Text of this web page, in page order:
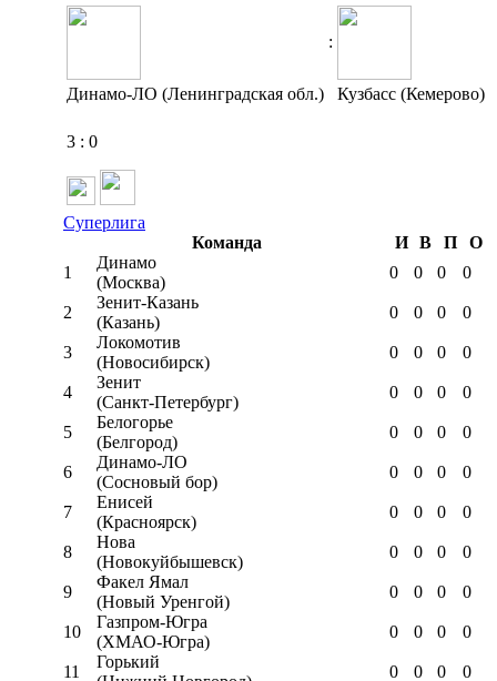
:
Динамо-ЛО (Ленинградская обл.) Кузбасс (Кемерово)
3 : 0
Суперлига
Команда
И В П
О
1
Динамо
(Москва)
0 0 0 0
2
Зенит-Казань
(Казань)
0 0 0 0
3
Локомотив
(Новосибирск)
0 0 0 0
4
Зенит
(Санкт-Петербург)
0 0 0 0
5
Белогорье
(Белгород)
0 0 0 0
6
Динамо-ЛО
(Сосновый бор)
0 0 0 0
7
Енисей
(Красноярск)
0 0 0 0
8
Нова
(Новокуйбышевск)
0 0 0 0
9
Факел Ямал
(Новый Уренгой)
0 0 0 0
10
Газпром-Югра
(ХМАО-Югра)
0 0 0 0
11
Горький
0 0 0 0